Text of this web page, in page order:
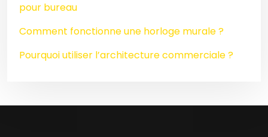
pour bureau
Comment fonctionne une horloge murale ?
Pourquoi utiliser l’architecture commerciale ?